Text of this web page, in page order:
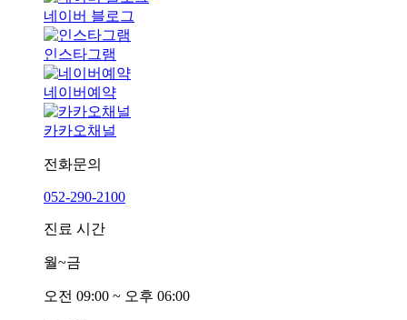
네이버 블로그
인스타그램
네이버예약
카카오채널
전화문의
052-290-2100
진료 시간
월~금
오전 09:00 ~ 오후 06:00